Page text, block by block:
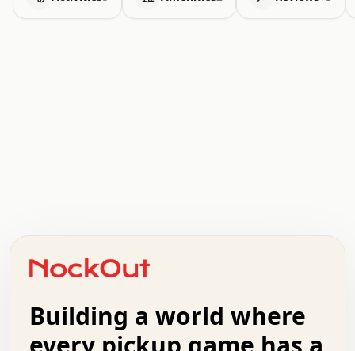
+   .   .   .   .   .   .   .   .   .   +   .   .
.   .   .   .   .   .   .   .   .   .   .   :   .
.   .   .   .   +   .   .   .   .   .   .   .   +
Building a world where